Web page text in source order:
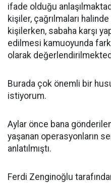
ifade olduğu
kişiler, çağrılmaları
kişilerken, sabaha karşı
edilmesi kamuoyunda
olarak
Burada çok önemli bir
istiyorum.
Aylar önce bana
yaşanan operasyonların
anlatılmıştı.
Ferdi Zenginoğlu